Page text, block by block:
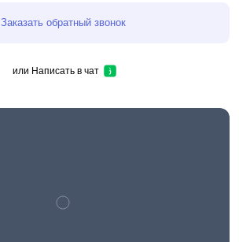
Заказать обратный звонок
или Написать в чат